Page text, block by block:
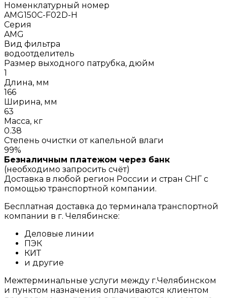
Номенклатурный номер
AMG150C-F02D-H
Серия
AMG
Вид фильтра
водоотделитель
Размер выходного патрубка, дюйм
1
Длина, мм
166
Ширина, мм
63
Масса, кг
0.38
Степень очистки от капельной влаги
99%
Безналичным платежом через банк
(необходимо запросить счёт)
Доставка в любой регион России и стран СНГ с
помощью транспортной компании.
Бесплатная доставка до терминала транспортной
компании в г. Челябинске:
Деловые линии
ПЭК
КИТ
и другие
Межтерминальные услуги между г.Челябинском
и пунктом назначения оплачиваются клиентом